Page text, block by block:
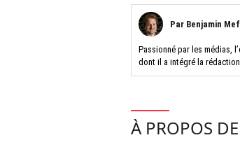
Par Benjamin
Passionné par les médias,
dont il a intégré la
À PROPOS DE